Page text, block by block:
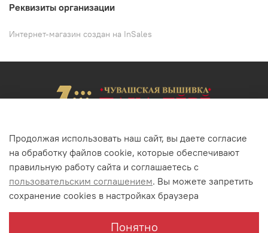
Реквизиты организации
Интернет-магазин создан на InSales
+7(352) 22-62-02
+7(8352) 68-52-46
г. Чебоксары, ул. Энгельса, 23
Продолжая использовать наш сайт, вы даете согласие
на обработку файлов cookie, которые обеспечивают
правильную работу сайта и соглашаетесь с
пользовательским соглашением. Вы можете запретить
сохранение cookies в настройках браузера
Понятно